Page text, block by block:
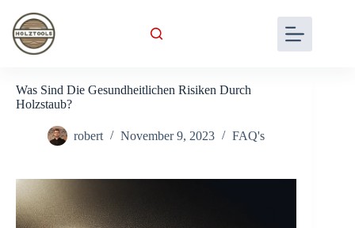
content
Was Sind Die Gesundheitlichen Risiken Durch
Holzstaub?
robert November 9, 2023 FAQ's